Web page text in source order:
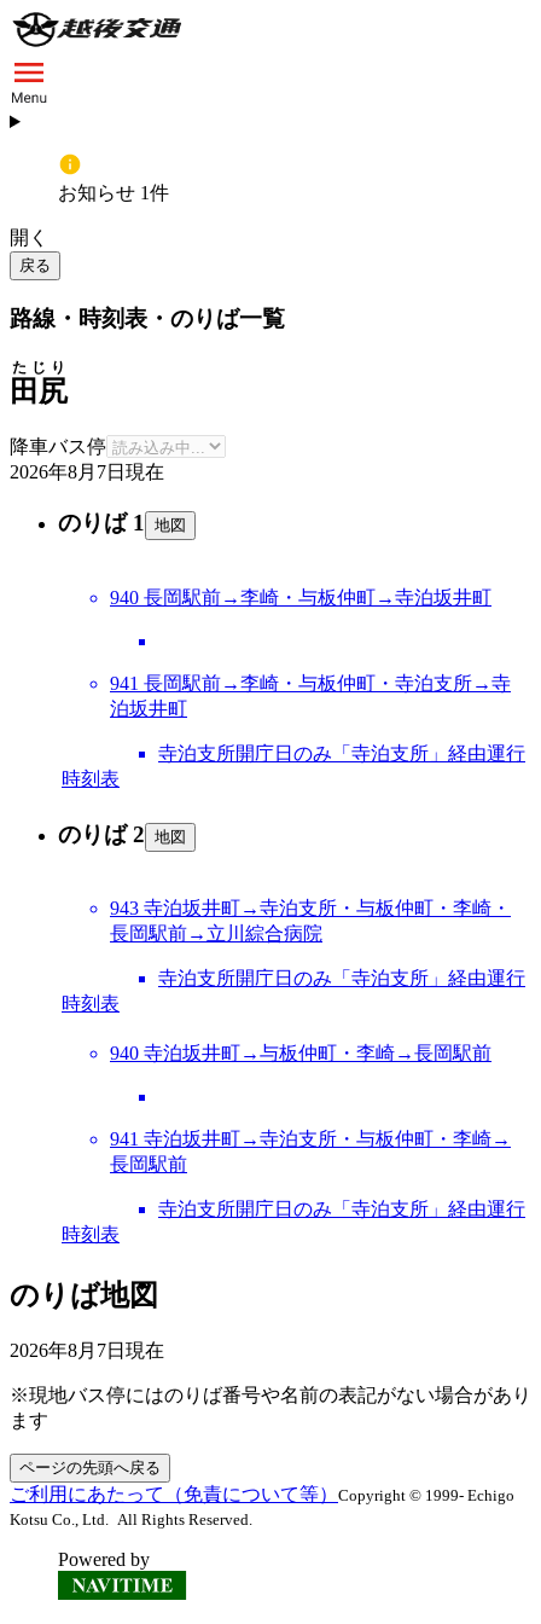
お知らせ 1件
開く
戻る
路線・時刻表・のりば一覧
田尻
たじり
降車バス停
2026年8月7日 現在
のりば 1 地図
940 長岡駅前→李崎・与板仲町→寺泊坂井町
941 長岡駅前→李崎・与板仲町・寺泊支所→寺
泊坂井町
寺泊支所開庁日のみ「寺泊支所」経由運行
時刻表
のりば 2 地図
943 寺泊坂井町→寺泊支所・与板仲町・李崎・
長岡駅前→立川綜合病院
寺泊支所開庁日のみ「寺泊支所」経由運行
時刻表
940 寺泊坂井町→与板仲町・李崎→長岡駅前
941 寺泊坂井町→寺泊支所・与板仲町・李崎→
長岡駅前
寺泊支所開庁日のみ「寺泊支所」経由運行
時刻表
のりば地図
2026年8月7日 現在
※現地バス停にはのりば番号や名前の表記がない場合があり
ます
ページの先頭へ戻る
ご利用にあたって（免責について等） Copyright © 1999- Echigo
Kotsu Co., Ltd. All Rights Reserved.
Powered by